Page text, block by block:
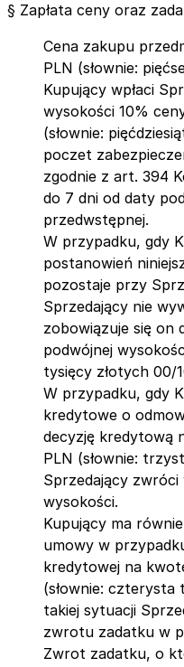
§ Zapłata ceny oraz
Cena zakupu
PLN (słownie:
Kupujący wpłaci
wysokości 10%
(słownie:
poczet
zgodnie z art. 394
do 7 dni od daty
przedwstępnej.
W przypadku, gdy
postanowień
pozostaje przy
Sprzedający nie
zobowiązuje się
podwójnej
tysięcy złotych 00/
W przypadku, gdy
kredytowe o
decyzję kredytową
PLN (słownie:
Sprzedający zwróci
wysokości.
Kupujący ma
umowy w
kredytowej na
(słownie: czterysta
takiej sytuacji
zwrotu zadatku w
Zwrot zadatku, o